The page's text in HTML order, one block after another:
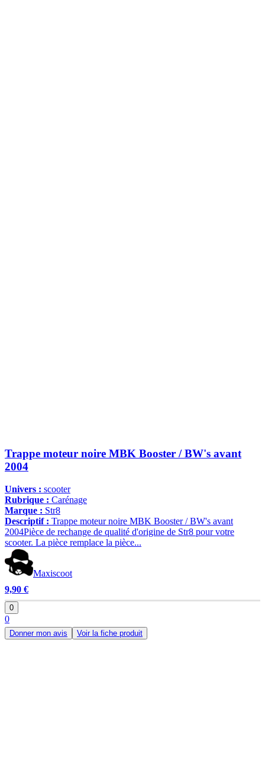
Trappe moteur noire MBK Booster / BW's avant
2004
Univers : scooter
Rubrique : Carénage
Marque : Str8
Descriptif : Trappe moteur noire MBK Booster / BW's avant
2004Pièce de rechange de qualité d'origine de Str8 pour votre
scooter. La pièce remplace la pièce...
Maxiscoot
9,90 €
0
0
Donner mon avis Voir la fiche produit